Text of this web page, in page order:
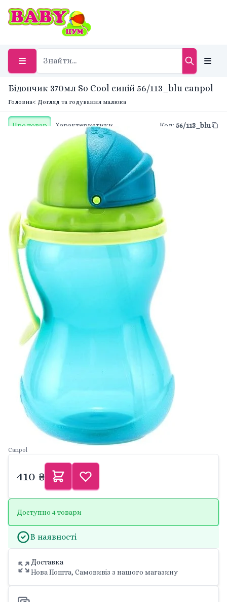
Бідончик 370мл So Cool синій 56/113_blu canpol
Головна< Догляд та годування малюка
Про товар Характеристики Код: 56/113_blu
Canpol
410 ₴
Доступно 4 товари
В наявності
Доставка
Нова Пошта, Самовивіз з нашого магазину